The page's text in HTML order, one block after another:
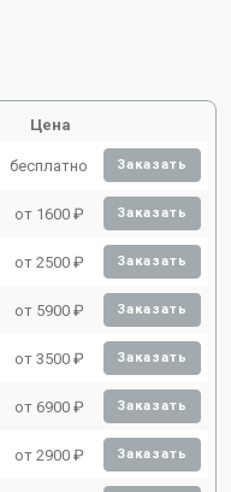
Цена
бесплатно Заказать
от 1600 ₽ Заказать
от 2500 ₽ Заказать
от 5900 ₽ Заказать
от 3500 ₽ Заказать
от 6900 ₽ Заказать
от 2900 ₽ Заказать